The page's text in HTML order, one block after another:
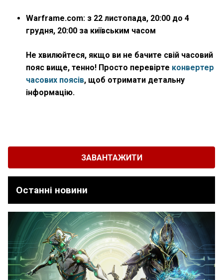
Warframe.com: з 22 листопада, 20:00 до 4
грудня, 20:00 за київським часом
Не хвилюйтеся, якщо ви не бачите свій часовий
пояс вище, тенно! Просто перевірте конвертер
часових поясів, щоб отримати детальну
інформацію.
ЗАВАНТАЖИТИ
Останні новини